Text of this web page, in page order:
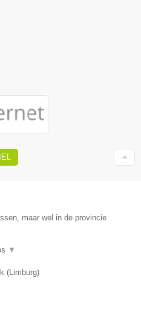
maar wel in de provincie
▼
(Limburg)